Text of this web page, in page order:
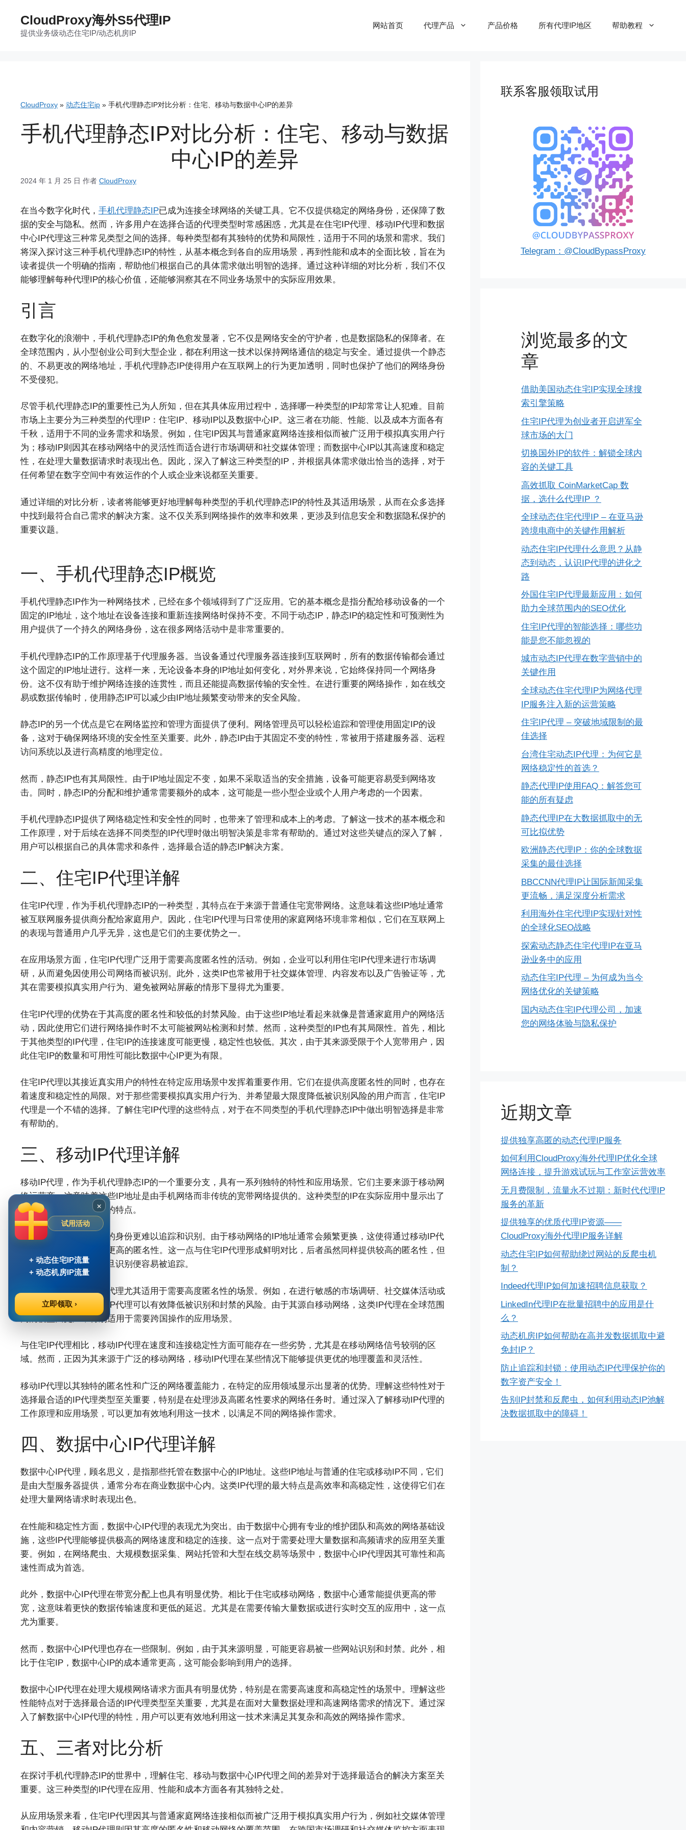
CloudProxy海外S5代理IP
提供业务级动态住宅IP/动态机房IP
网站首页 代理产品 产品价格 所有代理IP地区 帮助教程
CloudProxy » 动态住宅ip » 手机代理静态IP对比分析：住宅、移动与数据中心IP的差异
手机代理静态IP对比分析：住宅、移动与数据
中心IP的差异
2024 年 1 月 25 日 作者 CloudProxy
在当今数字化时代， 手机代理静态IP已成为连接全球网络的关键工具。它不仅提供稳定的网络身份，还保障了数
据的安全与隐私。然而，许多用户在选择合适的代理类型时常感困惑，尤其是在住宅IP代理、移动IP代理和数据
中心IP代理这三种常见类型之间的选择。每种类型都有其独特的优势和局限性，适用于不同的场景和需求。我们
将深入探讨这三种手机代理静态IP的特性，从基本概念到各自的应用场景，再到性能和成本的全面比较，旨在为
读者提供一个明确的指南，帮助他们根据自己的具体需求做出明智的选择。通过这种详细的对比分析，我们不仅
能够理解每种代理IP的核心价值，还能够洞察其在不同业务场景中的实际应用效果。
引言
在数字化的浪潮中，手机代理静态IP的角色愈发显著，它不仅是网络安全的守护者，也是数据隐私的保障者。在
全球范围内，从小型创业公司到大型企业，都在利用这一技术以保持网络通信的稳定与安全。通过提供一个静态
的、不易更改的网络地址，手机代理静态IP使得用户在互联网上的行为更加透明，同时也保护了他们的网络身份
不受侵犯。
尽管手机代理静态IP的重要性已为人所知，但在其具体应用过程中，选择哪一种类型的IP却常常让人犯难。目前
市场上主要分为三种类型的代理IP：住宅IP、移动IP以及数据中心IP。这三者在功能、性能、以及成本方面各有
千秋，适用于不同的业务需求和场景。例如，住宅IP因其与普通家庭网络连接相似而被广泛用于模拟真实用户行
为；移动IP则因其在移动网络中的灵活性而适合进行市场调研和社交媒体管理；而数据中心IP以其高速度和稳定
性，在处理大量数据请求时表现出色。因此，深入了解这三种类型的IP，并根据具体需求做出恰当的选择，对于
任何希望在数字空间中有效运作的个人或企业来说都至关重要。
通过详细的对比分析，读者将能够更好地理解每种类型的手机代理静态IP的特性及其适用场景，从而在众多选择
中找到最符合自己需求的解决方案。这不仅关系到网络操作的效率和效果，更涉及到信息安全和数据隐私保护的
重要议题。
一、手机代理静态IP概览
手机代理静态IP作为一种网络技术，已经在多个领域得到了广泛应用。它的基本概念是指分配给移动设备的一个
固定的IP地址，这个地址在设备连接和重新连接网络时保持不变。不同于动态IP，静态IP的稳定性和可预测性为
用户提供了一个持久的网络身份，这在很多网络活动中是非常重要的。
手机代理静态IP的工作原理基于代理服务器。当设备通过代理服务器连接到互联网时，所有的数据传输都会通过
这个固定的IP地址进行。这样一来，无论设备本身的IP地址如何变化，对外界来说，它始终保持同一个网络身
份。这不仅有助于维护网络连接的连贯性，而且还能提高数据传输的安全性。在进行重要的网络操作，如在线交
易或数据传输时，使用静态IP可以减少由IP地址频繁变动带来的安全风险。
静态IP的另一个优点是它在网络监控和管理方面提供了便利。网络管理员可以轻松追踪和管理使用固定IP的设
备，这对于确保网络环境的安全性至关重要。此外，静态IP由于其固定不变的特性，常被用于搭建服务器、远程
访问系统以及进行高精度的地理定位。
然而，静态IP也有其局限性。由于IP地址固定不变，如果不采取适当的安全措施，设备可能更容易受到网络攻
击。同时，静态IP的分配和维护通常需要额外的成本，这可能是一些小型企业或个人用户考虑的一个因素。
手机代理静态IP提供了网络稳定性和安全性的同时，也带来了管理和成本上的考虑。了解这一技术的基本概念和
工作原理，对于后续在选择不同类型的IP代理时做出明智决策是非常有帮助的。通过对这些关键点的深入了解，
用户可以根据自己的具体需求和条件，选择最合适的静态IP解决方案。
二、住宅IP代理详解
住宅IP代理，作为手机代理静态IP的一种类型，其特点在于来源于普通住宅宽带网络。这意味着这些IP地址通常
被互联网服务提供商分配给家庭用户。因此，住宅IP代理与日常使用的家庭网络环境非常相似，它们在互联网上
的表现与普通用户几乎无异，这也是它们的主要优势之一。
在应用场景方面，住宅IP代理广泛用于需要高度匿名性的活动。例如，企业可以利用住宅IP代理来进行市场调
研，从而避免因使用公司网络而被识别。此外，这类IP也常被用于社交媒体管理、内容发布以及广告验证等，尤
其在需要模拟真实用户行为、避免被网站屏蔽的情形下显得尤为重要。
住宅IP代理的优势在于其高度的匿名性和较低的封禁风险。由于这些IP地址看起来就像是普通家庭用户的网络活
动，因此使用它们进行网络操作时不太可能被网站检测和封禁。然而，这种类型的IP也有其局限性。首先，相比
于其他类型的IP代理，住宅IP的连接速度可能更慢，稳定性也较低。其次，由于其来源受限于个人宽带用户，因
此住宅IP的数量和可用性可能比数据中心IP更为有限。
住宅IP代理以其接近真实用户的特性在特定应用场景中发挥着重要作用。它们在提供高度匿名性的同时，也存在
着速度和稳定性的局限。对于那些需要模拟真实用户行为、并希望最大限度降低被识别风险的用户而言，住宅IP
代理是一个不错的选择。了解住宅IP代理的这些特点，对于在不同类型的手机代理静态IP中做出明智选择是非常
有帮助的。
三、移动IP代理详解
移动IP代理，作为手机代理静态IP的一个重要分支，具有一系列独特的特性和应用场景。它们主要来源于移动网
络运营商，这意味着这些IP地址是由手机网络而非传统的宽带网络提供的。这种类型的IP在实际应用中显示出了
与住宅IP代理截然不同的特点。
移动IP代理在互联网上的身份更难以追踪和识别。由于移动网络的IP地址通常会频繁更换，这使得通过移动IP代
理进行的网络活动具有更高的匿名性。这一点与住宅IP代理形成鲜明对比，后者虽然同样提供较高的匿名性，但
其IP地址相对固定，一旦识别便容易被追踪。
在实际应用中，移动IP代理尤其适用于需要高度匿名性的场景。例如，在进行敏感的市场调研、社交媒体活动或
数据收集时，使用移动IP代理可以有效降低被识别和封禁的风险。由于其源自移动网络，这类IP代理在全球范围
内的覆盖面更广，特别适用于需要跨国操作的应用场景。
与住宅IP代理相比，移动IP代理在速度和连接稳定性方面可能存在一些劣势，尤其是在移动网络信号较弱的区
域。然而，正因为其来源于广泛的移动网络，移动IP代理在某些情况下能够提供更优的地理覆盖和灵活性。
移动IP代理以其独特的匿名性和广泛的网络覆盖能力，在特定的应用领域显示出显著的优势。理解这些特性对于
选择最合适的IP代理类型至关重要，特别是在处理涉及高匿名性要求的网络任务时。通过深入了解移动IP代理的
工作原理和应用场景，可以更加有效地利用这一技术，以满足不同的网络操作需求。
四、数据中心IP代理详解
数据中心IP代理，顾名思义，是指那些托管在数据中心的IP地址。这些IP地址与普通的住宅或移动IP不同，它们
是由大型服务器提供，通常分布在商业数据中心内。这类IP代理的最大特点是高效率和高稳定性，这使得它们在
处理大量网络请求时表现出色。
在性能和稳定性方面，数据中心IP代理的表现尤为突出。由于数据中心拥有专业的维护团队和高效的网络基础设
施，这些IP代理能够提供极高的网络速度和稳定的连接。这一点对于需要处理大量数据和高频请求的应用至关重
要。例如，在网络爬虫、大规模数据采集、网站托管和大型在线交易等场景中，数据中心IP代理因其可靠性和高
速性而成为首选。
此外，数据中心IP代理在带宽分配上也具有明显优势。相比于住宅或移动网络，数据中心通常能提供更高的带
宽，这意味着更快的数据传输速度和更低的延迟。尤其是在需要传输大量数据或进行实时交互的应用中，这一点
尤为重要。
然而，数据中心IP代理也存在一些限制。例如，由于其来源明显，可能更容易被一些网站识别和封禁。此外，相
比于住宅IP，数据中心IP的成本通常更高，这可能会影响到用户的选择。
数据中心IP代理在处理大规模网络请求方面具有明显优势，特别是在需要高速度和高稳定性的场景中。理解这些
性能特点对于选择最合适的IP代理类型至关重要，尤其是在面对大量数据处理和高速网络需求的情况下。通过深
入了解数据中心IP代理的特性，用户可以更有效地利用这一技术来满足其复杂和高效的网络操作需求。
五、三者对比分析
在探讨手机代理静态IP的世界中，理解住宅、移动与数据中心IP代理之间的差异对于选择最适合的解决方案至关
重要。这三种类型的IP代理在应用、性能和成本方面各有其独特之处。
从应用场景来看，住宅IP代理因其与普通家庭网络连接相似而被广泛用于模拟真实用户行为，例如社交媒体管理
联系客服领取试用
Telegram：@CloudBypassProxy
浏览最多的文
章
借助美国动态住宅IP实现全球搜
索引擎策略
住宅IP代理为创业者开启进军全
球市场的大门
切换国外IP的软件：解锁全球内
容的关键工具
高效抓取 CoinMarketCap 数
据，选什么代理IP ？
全球动态住宅代理IP – 在亚马逊
跨境电商中的关键作用解析
动态住宅IP代理什么意思？从静
态到动态，认识IP代理的进化之
路
外国住宅IP代理最新应用：如何
助力全球范围内的SEO优化
住宅IP代理的智能选择：哪些功
能是您不能忽视的
城市动态IP代理在数字营销中的
关键作用
全球动态住宅代理IP为网络代理
IP服务注入新的运营策略
住宅IP代理 – 突破地域限制的最
佳选择
台湾住宅动态IP代理：为何它是
网络稳定性的首选？
静态代理IP使用FAQ：解答您可
能的所有疑虑
静态代理IP在大数据抓取中的无
可比拟优势
欧洲静态代理IP：你的全球数据
采集的最佳选择
BBCCNN代理IP让国际新闻采集
更流畅，满足深度分析需求
利用海外住宅代理IP实现针对性
的全球化SEO战略
探索动态静态住宅代理IP在亚马
逊业务中的应用
动态住宅IP代理 – 为何成为当今
网络优化的关键策略
国内动态住宅IP代理公司，加速
您的网络体验与隐私保护
近期文章
提供独享高匿的动态代理IP服务
如何利用CloudProxy海外代理IP优化全球
网络连接，提升游戏试玩与工作室运营效率
无月费限制，流量永不过期：新时代代理IP
服务的革新
提供独享的优质代理IP资源——
CloudProxy海外代理IP服务详解
动态住宅IP如何帮助绕过网站的反爬虫机
制？
Indeed代理IP如何加速招聘信息获取？
LinkedIn代理IP在批量招聘中的应用是什
么？
动态机房IP如何帮助在高并发数据抓取中避
免封IP？
防止追踪和封锁：使用动态IP代理保护你的
数字资产安全！
告别IP封禁和反爬虫，如何利用动态IP池解
决数据抓取中的障碍！
×
试用活动
+ 动态住宅IP流量
+ 动态机房IP流量
立即领取 ›